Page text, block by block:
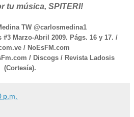
tu música, SPITERI!
TW @carlosmedina1
#3 Marzo-Abril 2009. Págs. 16 y 17. /
/ NoEsFM.com
/ Discogs / Revista Ladosis
(Cortesía).
p.m.